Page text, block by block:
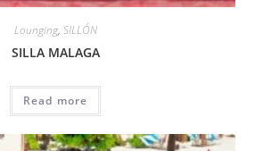
Lounging, SILLÓN
SILLA MALAGA
Read more